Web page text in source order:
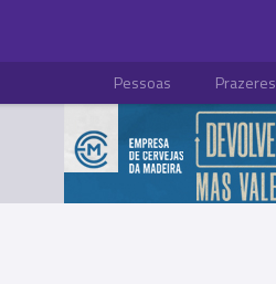
Pessoas Prazeres